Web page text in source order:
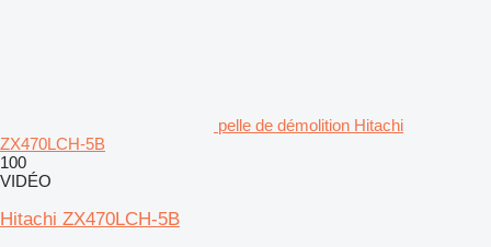
pelle de démolition Hitachi
ZX470LCH-5B
100
VIDÉO
Hitachi ZX470LCH-5B